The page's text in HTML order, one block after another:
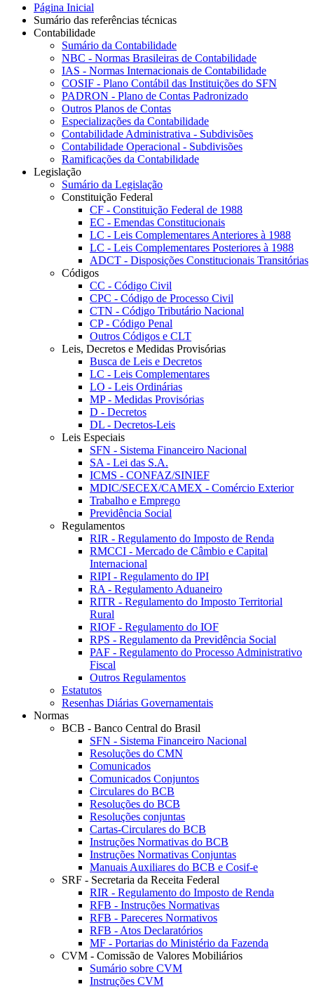
Página Inicial
Sumário das referências técnicas
Contabilidade
Sumário da Contabilidade
NBC - Normas Brasileiras de Contabilidade
IAS - Normas Internacionais de Contabilidade
COSIF - Plano Contábil das Instituições do SFN
PADRON - Plano de Contas Padronizado
Outros Planos de Contas
Especializações da Contabilidade
Contabilidade Administrativa - Subdivisões
Contabilidade Operacional - Subdivisões
Ramificações da Contabilidade
Legislação
Sumário da Legislação
Constituição Federal
CF - Constituição Federal de 1988
EC - Emendas Constitucionais
LC - Leis Complementares Anteriores à 1988
LC - Leis Complementares Posteriores à 1988
ADCT - Disposições Constitucionais Transitórias
Códigos
CC - Código Civil
CPC - Código de Processo Civil
CTN - Código Tributário Nacional
CP - Código Penal
Outros Códigos e CLT
Leis, Decretos e Medidas Provisórias
Busca de Leis e Decretos
LC - Leis Complementares
LO - Leis Ordinárias
MP - Medidas Provisórias
D - Decretos
DL - Decretos-Leis
Leis Especiais
SFN - Sistema Financeiro Nacional
SA - Lei das S.A.
ICMS - CONFAZ/SINIEF
MDIC/SECEX/CAMEX - Comércio Exterior
Trabalho e Emprego
Previdência Social
Regulamentos
RIR - Regulamento do Imposto de Renda
RMCCI - Mercado de Câmbio e Capital
Internacional
RIPI - Regulamento do IPI
RA - Regulamento Aduaneiro
RITR - Regulamento do Imposto Territorial
Rural
RIOF - Regulamento do IOF
RPS - Regulamento da Previdência Social
PAF - Regulamento do Processo Administrativo
Fiscal
Outros Regulamentos
Estatutos
Resenhas Diárias Governamentais
Normas
BCB - Banco Central do Brasil
SFN - Sistema Financeiro Nacional
Resoluções do CMN
Comunicados
Comunicados Conjuntos
Circulares do BCB
Resoluções do BCB
Resoluções conjuntas
Cartas-Circulares do BCB
Instruções Normativas do BCB
Instruções Normativas Conjuntas
Manuais Auxiliares do BCB e Cosif-e
SRF - Secretaria da Receita Federal
RIR - Regulamento do Imposto de Renda
RFB - Instruções Normativas
RFB - Pareceres Normativos
RFB - Atos Declaratórios
MF - Portarias do Ministério da Fazenda
CVM - Comissão de Valores Mobiliários
Sumário sobre CVM
Instruções CVM